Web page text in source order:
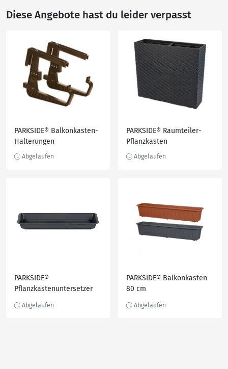
Diese Angebote hast du leider verpasst
PARKSIDE® Balkonkasten-
Halterungen
PARKSIDE® Raumteiler-
Pflanzkasten
PARKSIDE®
Pflanzkastenuntersetzer
PARKSIDE® Balkonkasten
80 cm